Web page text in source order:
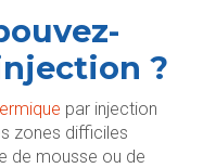
?
par injection
zones difficiles
de mousse ou de